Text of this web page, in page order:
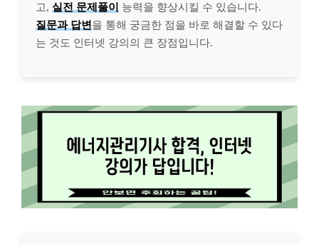
고, 실전 문제풀이
능력을 향상시킬 수 있습니다.
질문과 답변 을 통해 궁금한 점을 바로 해결할 수 있다
는 것도 인터넷 강의의 큰 장점입니다.